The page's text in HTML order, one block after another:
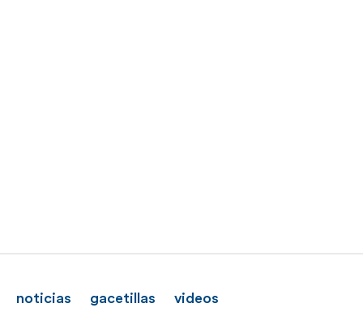
noticias gacetillas videos